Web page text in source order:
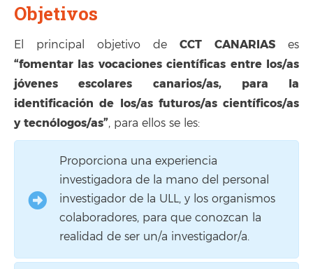
Objetivos
El principal objetivo de CCT CANARIAS es
“fomentar las vocaciones científicas entre los/as
jóvenes escolares canarios/as, para la
identificación de los/as futuros/as científicos/as
y tecnólogos/as”, para ellos se les:
Proporciona una experiencia
investigadora de la mano del personal
investigador de la ULL, y los organismos
colaboradores, para que conozcan la
realidad de ser un/a investigador/a.